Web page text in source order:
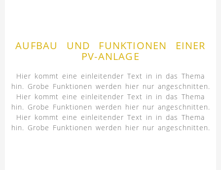
AUFBAU UND FUNKTIONEN EINER
PV-ANLAGE
Hier kommt eine einleitender Text in in das Thema
hin. Grobe Funktionen werden hier nur angeschnitten.
Hier kommt eine einleitender Text in in das Thema
hin. Grobe Funktionen werden hier nur angeschnitten.
Hier kommt eine einleitender Text in in das Thema
hin. Grobe Funktionen werden hier nur angeschnitten.